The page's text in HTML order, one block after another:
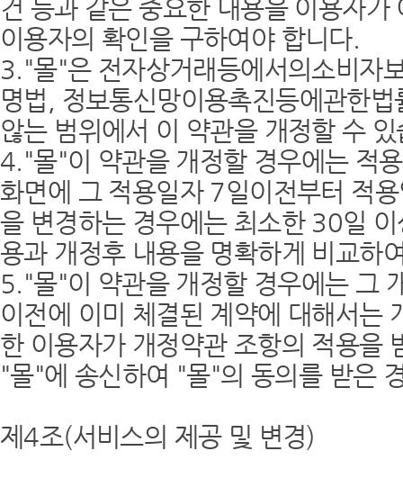
건 등과 같은 중요한 내용을 이용자
이용자의 확인을 구하여야 합니다.
3."몰"은 전자상거래등에서의소비자
명법, 정보통신망이용촉진등에관한
않는 범위에서 이 약관을 개정할 수
4."몰"이 약관을 개정할 경우에는 적
화면에 그 적용일자 7일이전부터 적
을 변경하는 경우에는 최소한 30일
용과 개정후 내용을 명확하게 비교하
5."몰"이 약관을 개정할 경우에는 그
이전에 이미 체결된 계약에 대해서는
한 이용자가 개정약관 조항의 적용을
"몰"에 송신하여 "몰"의 동의를 받은
제4조(서비스의 제공 및 변경)